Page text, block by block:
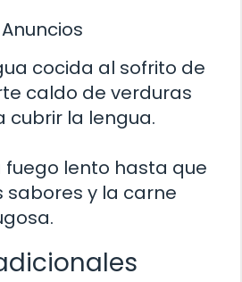
Anuncios
cocida al sofrito de
caldo de verduras
cubrir la lengua.
fuego lento hasta que
sabores y la carne